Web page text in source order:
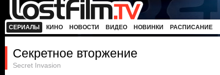
СЕРИАЛЫ КИНО НОВОСТИ ВИДЕО НОВИНКИ РАСПИСАНИЕ
Секретное вторжение
Secret Invasion